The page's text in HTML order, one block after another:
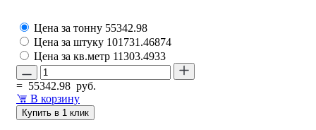
Цена за тонну 55342.98
Цена за штуку 101731.46874
Цена за кв.метр 11303.4933
= 55342.98 руб.
В корзину
Купить в 1 клик